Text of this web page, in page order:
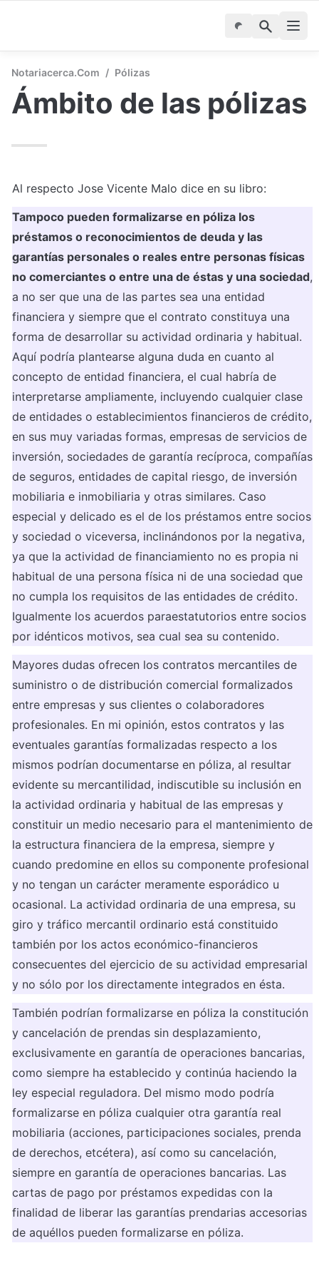
Notariacerca.com / Pólizas
Ámbito de las pólizas
Al respecto Jose Vicente Malo dice en su libro:
Tampoco pueden formalizarse en póliza los
préstamos o reconocimientos de deuda y las
garantías personales o reales entre personas físicas
no comerciantes o entre una de éstas y una sociedad,
a no ser que una de las partes sea una entidad
financiera y siempre que el contrato constituya una
forma de desarrollar su actividad ordinaria y habitual.
Aquí podría plantearse alguna duda en cuanto al
concepto de entidad financiera, el cual habría de
interpretarse ampliamente, incluyendo cualquier clase
de entidades o establecimientos financieros de crédito,
en sus muy variadas formas, empresas de servicios de
inversión, sociedades de garantía recíproca, compañías
de seguros, entidades de capital riesgo, de inversión
mobiliaria e inmobiliaria y otras similares. Caso
especial y delicado es el de los préstamos entre socios
y sociedad o viceversa, inclinándonos por la negativa,
ya que la actividad de financiamiento no es propia ni
habitual de una persona física ni de una sociedad que
no cumpla los requisitos de las entidades de crédito.
Igualmente los acuerdos paraestatutorios entre socios
por idénticos motivos, sea cual sea su contenido.
Mayores dudas ofrecen los contratos mercantiles de
suministro o de distribución comercial formalizados
entre empresas y sus clientes o colaboradores
profesionales. En mi opinión, estos contratos y las
eventuales garantías formalizadas respecto a los
mismos podrían documentarse en póliza, al resultar
evidente su mercantilidad, indiscutible su inclusión en
la actividad ordinaria y habitual de las empresas y
constituir un medio necesario para el mantenimiento de
la estructura financiera de la empresa, siempre y
cuando predomine en ellos su componente profesional
y no tengan un carácter meramente esporádico u
ocasional. La actividad ordinaria de una empresa, su
giro y tráfico mercantil ordinario está constituido
también por los actos económico-financieros
consecuentes del ejercicio de su actividad empresarial
y no sólo por los directamente integrados en ésta.
También podrían formalizarse en póliza la constitución
y cancelación de prendas sin desplazamiento,
exclusivamente en garantía de operaciones bancarias,
como siempre ha establecido y continúa haciendo la
ley especial reguladora. Del mismo modo podría
formalizarse en póliza cualquier otra garantía real
mobiliaria (acciones, participaciones sociales, prenda
de derechos, etcétera), así como su cancelación,
siempre en garantía de operaciones bancarias. Las
cartas de pago por préstamos expedidas con la
finalidad de liberar las garantías prendarias accesorias
de aquéllos pueden formalizarse en póliza.